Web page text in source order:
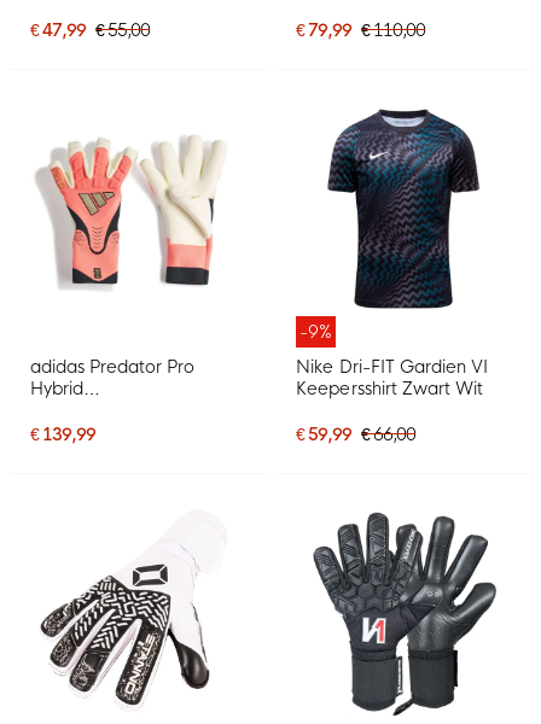
€ 47,99 € 55,00
Wit Zwart
€ 79,99 € 110,00
adidas Predator Pro
Hybrid
Felroze Zilvergrijs Zwart
€ 139,99
-9%
Nike Dri-FIT Gardien VI
Keepersshirt Zwart Wit
€ 59,99 € 66,00